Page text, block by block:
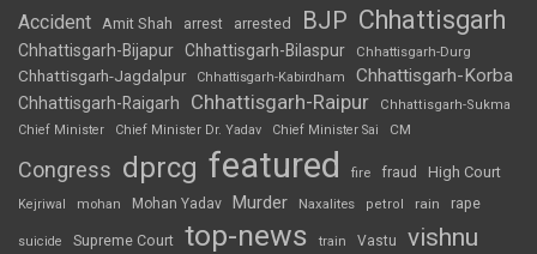
Accident Amit Shah arrest arrested BJP Chhattisgarh
Chhattisgarh-Bijapur Chhattisgarh-Bilaspur Chhattisgarh-Durg
Chhattisgarh-Jagdalpur Chhattisgarh-Kabirdham Chhattisgarh-Korba
Chhattisgarh-Raigarh Chhattisgarh-Raipur
Chhattisgarh-Sukma
Chief Minister
Chief Minister Dr. Yadav Chief Minister Sai CM
Congress dprcg featured fire fraud High Court
Kejriwal mohan Mohan Yadav Murder Naxalites petrol rain rape
suicide Supreme Court top-news train Vastu vishnu